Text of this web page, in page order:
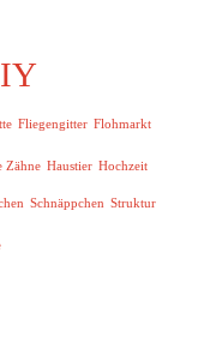
Fliegengitter Flohmarkt
Zähne Haustier Hochzeit
Schnäppchen Struktur